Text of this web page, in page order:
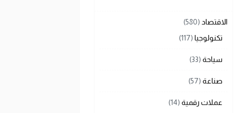
الاقتصاد (580)
تكنولوجيا (117)
سياحة (33)
صناعة (57)
عملات رقمية (14)